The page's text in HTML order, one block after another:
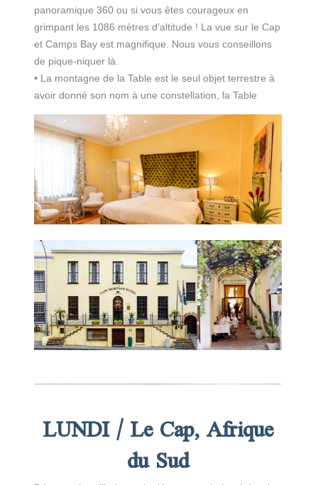
panoramique 360 ou si vous êtes courageux en
grimpant les 1086 mètres d’altitude ! La vue sur le Cap
et Camps Bay est magnifique. Nous vous conseillons
de pique-niquer là.
• La montagne de la Table est le seul objet terrestre à
avoir donné son nom à une constellation, la Table
LUNDI / Le Cap, Afrique
du Sud